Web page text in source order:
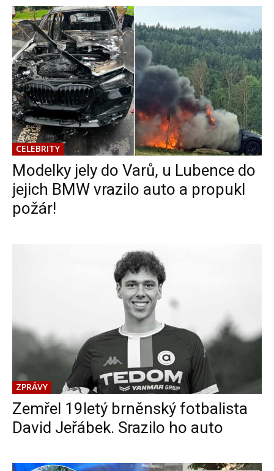
CELEBRITY
Modelky jely do Varů, u Lubence do
jejich BMW vrazilo auto a propukl
požár!
ZPRÁVY
Zemřel 19letý brněnský fotbalista
David Jeřábek. Srazilo ho auto